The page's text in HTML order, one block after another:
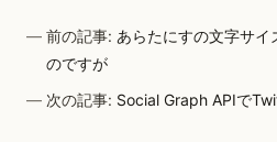
前の記事: あらたにすの文字サイ
のですが
次の記事: Social Graph APIで